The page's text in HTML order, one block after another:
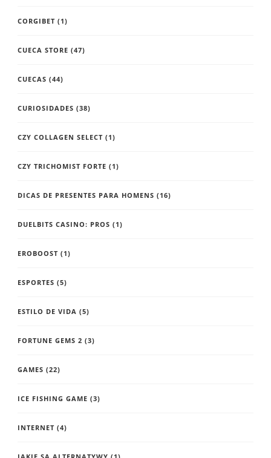
CORGIBET (1)
CUECA STORE (47)
CUECAS (44)
CURIOSIDADES (38)
CZY COLLAGEN SELECT (1)
CZY TRICHOMIST FORTE (1)
DICAS DE PRESENTES PARA HOMENS (16)
DUELBITS CASINO: PROS (1)
EROBOOST (1)
ESPORTES (5)
ESTILO DE VIDA (5)
FORTUNE GEMS 2 (3)
GAMES (22)
ICE FISHING GAME (3)
INTERNET (4)